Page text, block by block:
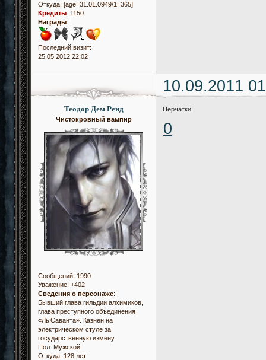
Откуда: [age=31.01.0949/1=365]
Кредиты: 1150
Награды:
Последний визит:
25.05.2012 22:02
10.09.2011
Теодор Дем Ренд
Чистокровный вампир
Сообщений: 1990
Уважение: +402
Сведения о персонаже:
Бывший глава гильдии алхимиков,
глава преступного объединения
«Ль’Саванта». Казнен на
электрическом стуле за
государственную измену
Пол: Мужской
Откуда: 128 лет
Перчатки
0